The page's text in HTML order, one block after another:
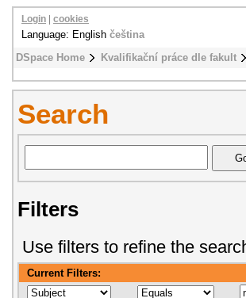
DSpace Home Kvalifikační práce dle fakult
Login cookies
Language: English čeština
Search
Filters
Use filters to refine the
Current Filters: